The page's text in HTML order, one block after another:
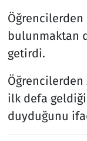
Öğrencilerden
bulunmaktan
getirdi.
Öğrencilerden
ilk defa
duyduğunu